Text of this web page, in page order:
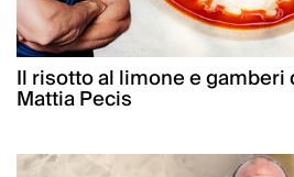
Il risotto al limone e gamberi
Mattia Pecis